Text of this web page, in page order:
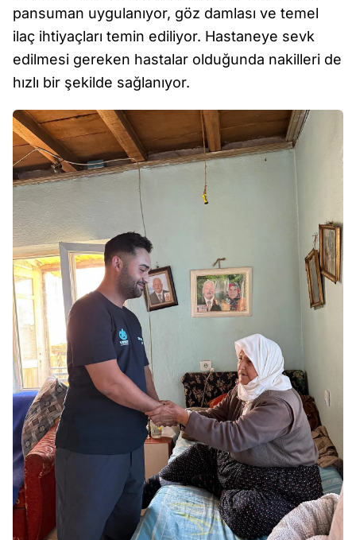
pansuman uygulanıyor, göz damlası ve temel
ilaç ihtiyaçları temin ediliyor. Hastaneye sevk
edilmesi gereken hastalar olduğunda nakilleri de
hızlı bir şekilde sağlanıyor.